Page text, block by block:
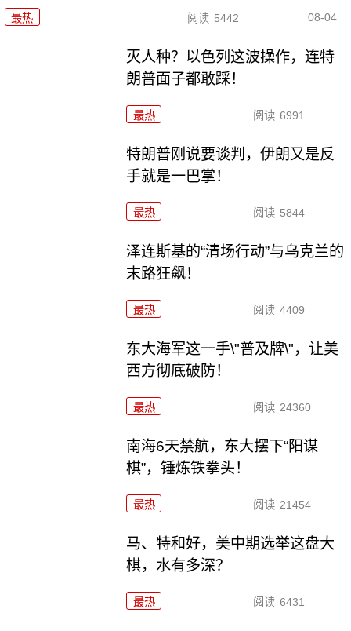
最热 阅读 5442 08-04
灭人种？以色列这波操作，连特
朗普面子都敢踩！
最热 阅读 6991
特朗普刚说要谈判，伊朗又是反
手就是一巴掌！
最热 阅读 5844
泽连斯基的“清场行动”与乌克兰的
末路狂飙！
最热 阅读 4409
东大海军这一手\"普及牌\"，让美
西方彻底破防！
最热 阅读 24360
南海6天禁航，东大摆下“阳谋
棋”，锤炼铁拳头！
最热 阅读 21454
马、特和好，美中期选举这盘大
棋，水有多深？
最热 阅读 6431